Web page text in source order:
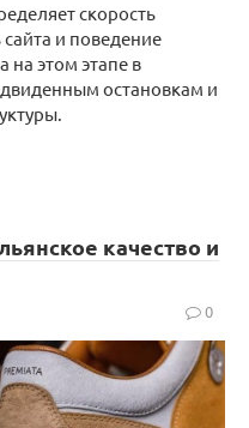
скорость
и поведение
на этом этапе в
остановкам и
качество и
0